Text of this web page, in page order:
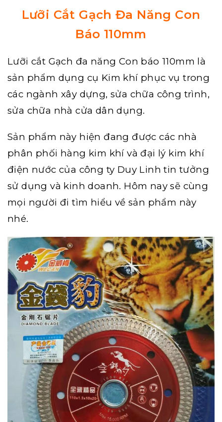
Lưỡi Cắt Gạch Đa Năng Con
Báo 110mm
Lưỡi cắt Gạch đa năng Con báo 110mm là
sản phẩm dụng cụ Kim khí phục vụ trong
các ngành xây dựng, sửa chữa công trình,
sửa chữa nhà cửa dân dụng.
Sản phẩm này hiện đang được các nhà
phân phối hàng kim khí và đại lý kim khí
điện nước của công ty Duy Linh tin tưởng
sử dụng và kinh doanh. Hôm nay sẽ cùng
mọi người đi tìm hiểu về sản phẩm này
nhé.